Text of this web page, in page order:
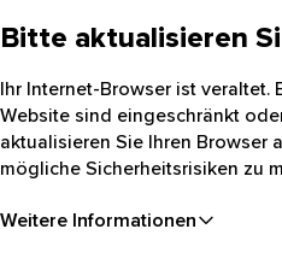
Bitte aktualisieren
Ihr Internet-Browser ist veraltet.
Website sind eingeschränkt
aktualisieren Sie Ihren Browser
mögliche Sicherheitsrisiken zu
Weitere Informationen